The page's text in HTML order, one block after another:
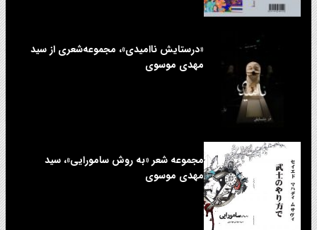
«درستایش ناامیدی»، مجموعه‌شعری از سید
مهدی موسوی
مجموعه شعر «به روش سامورایی»، سید
مهدی موسوی